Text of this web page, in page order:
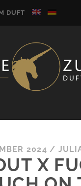
DUFT
2024 /
X